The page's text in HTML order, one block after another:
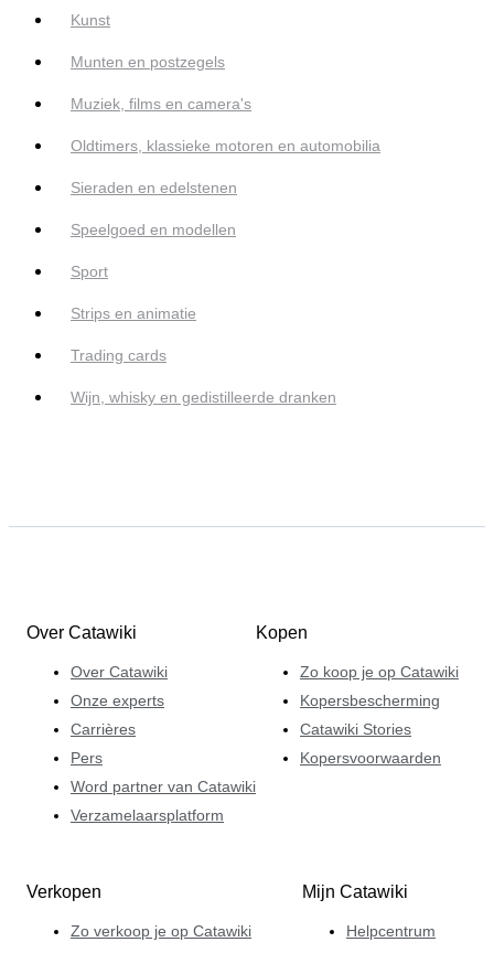
Kunst
Munten en postzegels
Muziek, films en camera's
Oldtimers, klassieke motoren en automobilia
Sieraden en edelstenen
Speelgoed en modellen
Sport
Strips en animatie
Trading cards
Wijn, whisky en gedistilleerde dranken
Over Catawiki
Over Catawiki
Onze experts
Carrières
Pers
Word partner van Catawiki
Verzamelaarsplatform
Kopen
Zo koop je op Catawiki
Kopersbescherming
Catawiki Stories
Kopersvoorwaarden
Verkopen
Zo verkoop je op Catawiki
Mijn Catawiki
Helpcentrum